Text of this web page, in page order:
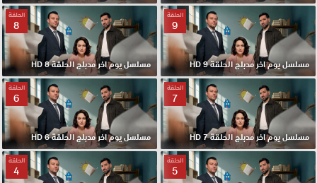
الحلقة
9
مسلسل يوم اخر مدبلج الحلقة 9 HD
الحلقة
8
مسلسل يوم اخر مدبلج الحلقة 8 HD
الحلقة
7
مسلسل يوم اخر مدبلج الحلقة 7 HD
الحلقة
6
مسلسل يوم اخر مدبلج الحلقة 6 HD
الحلقة
5
الحلقة
4